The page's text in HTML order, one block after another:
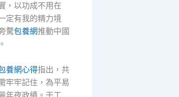
，以功成不用在
定有我的精力境
騖包養網推動中國
養網心得指出，共
牢牢記住，為平易
年夜政績。干工